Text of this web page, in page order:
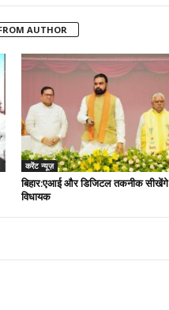
AUTHOR
करेंट न्यूज़
बिहार:एआई और डिजिटल तकनीक सीखेंगे
विधायक